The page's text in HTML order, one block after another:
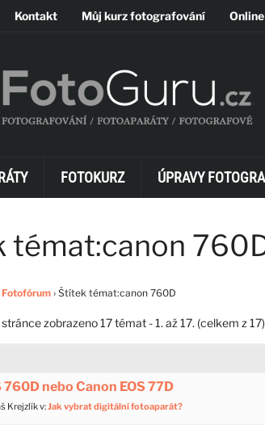
Kontakt Můj kurz fotografování
FOTOKURZ ÚPRAVY
témat:canon
Fotofórum › Štítek témat:canon 760D
zobrazeno 17 témat - 1. až 17. (celkem z 17)
760D nebo Canon EOS 77D
Krejzlíkv:Jak vybrat digitální fotoaparát?